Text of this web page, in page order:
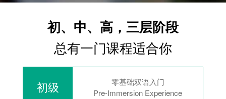
初、中、高，三层阶段
总有一门课程适合你
初级
零基础双语入门
Pre-Immersion Experience